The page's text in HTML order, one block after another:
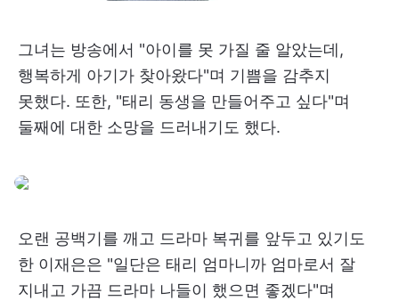
그녀는 방송에서 "아이를 못 가질 줄 알았는데,
행복하게 아기가 찾아왔다"며 기쁨을 감추지
못했다. 또한, "태리 동생을 만들어주고 싶다"며
둘째에 대한 소망을 드러내기도 했다.
오랜 공백기를 깨고 드라마 복귀를 앞두고 있기도
한 이재은은 "일단은 태리 엄마니까 엄마로서 잘
지내고 가끔 드라마 나들이 했으면 좋겠다"며